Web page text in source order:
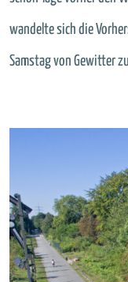
wandelte sich die
Samstag von Gewitter